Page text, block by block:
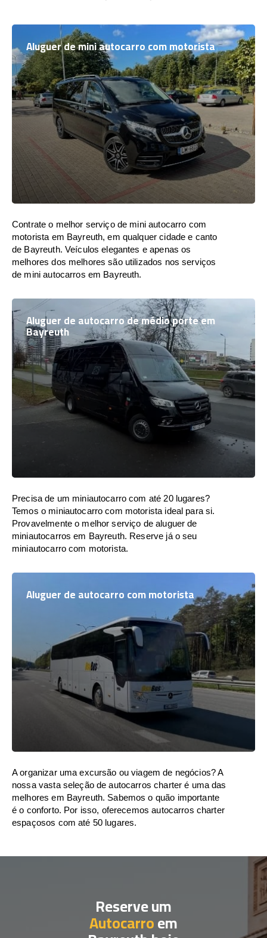
Aluguer de mini autocarro com motorista
Contrate o melhor serviço de mini autocarro com
motorista em Bayreuth, em qualquer cidade e canto
de Bayreuth. Veículos elegantes e apenas os
melhores dos melhores são utilizados nos serviços
de mini autocarros em Bayreuth.
Aluguer de autocarro de médio porte em
Bayreuth
Precisa de um miniautocarro com até 20 lugares?
Temos o miniautocarro com motorista ideal para si.
Provavelmente o melhor serviço de aluguer de
miniautocarros em Bayreuth. Reserve já o seu
miniautocarro com motorista.
Aluguer de autocarro com motorista
A organizar uma excursão ou viagem de negócios? A
nossa vasta seleção de autocarros charter é uma das
melhores em Bayreuth. Sabemos o quão importante
é o conforto. Por isso, oferecemos autocarros charter
espaçosos com até 50 lugares.
Reserve um
Autocarroem